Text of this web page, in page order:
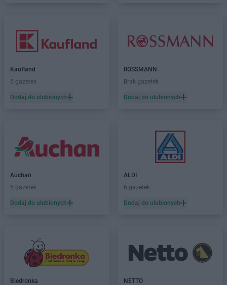
Kaufland
5 gazetek
Dodaj do ulubionych
ROSSMANN
Brak gazetek
Dodaj do ulubionych
Auchan
5 gazetek
Dodaj do ulubionych
ALDI
6 gazetek
Dodaj do ulubionych
Biedronka
NETTO